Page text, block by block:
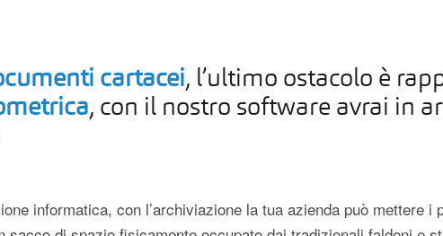
cartacei, l’ultimo ostacolo è
, con il nostro software avrai in
informatica, con l’archiviazione la tua azienda può mettere